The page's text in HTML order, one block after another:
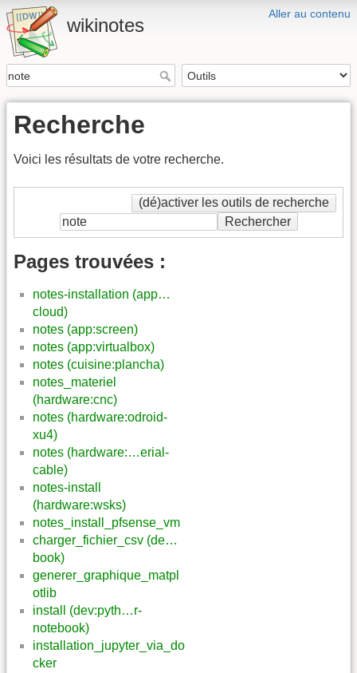
Aller au contenu
wikinotes
Recherche
Voici les résultats de votre recherche.
(dé)activer les outils de recherche
Rechercher
Pages trouvées :
notes-installation (app…
cloud)
notes (app:screen)
notes (app:virtualbox)
notes (cuisine:plancha)
notes_materiel
(hardware:cnc)
notes (hardware:odroid-
xu4)
notes (hardware:…erial-
cable)
notes-install
(hardware:wsks)
notes_install_pfsense_vm
charger_fichier_csv (de…
book)
generer_graphique_matpl
otlib
install (dev:pyth…r-
notebook)
installation_jupyter_via_do
cker